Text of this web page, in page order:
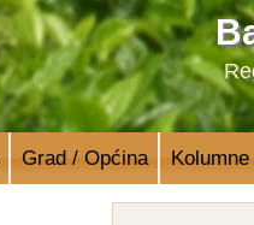
Grad / Općina Kolumne